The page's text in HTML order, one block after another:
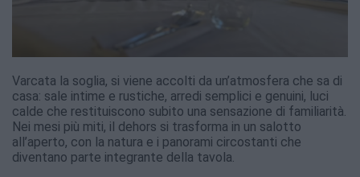
Varcata la soglia, si viene accolti da un’atmosfera che sa di
casa: sale intime e rustiche, arredi semplici e genuini, luci
calde che restituiscono subito una sensazione di familiarità.
Nei mesi più miti, il dehors si trasforma in un salotto
all’aperto, con la natura e i panorami circostanti che
diventano parte integrante della tavola.